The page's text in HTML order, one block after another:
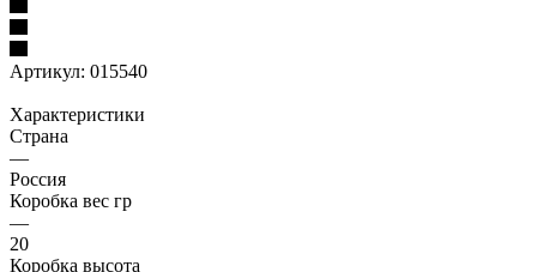
Артикул: 015540
Характеристики
Страна
—
Россия
Коробка вес гр
—
20
Коробка высота